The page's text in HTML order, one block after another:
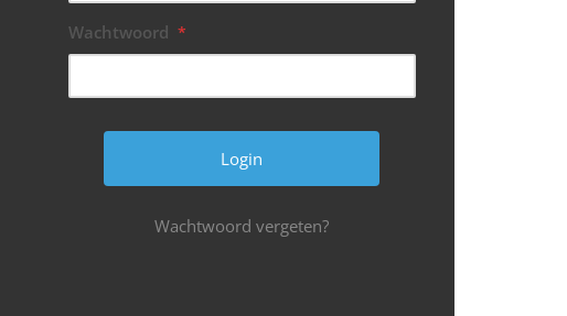
Wachtwoord *
Wachtwoord vergeten?